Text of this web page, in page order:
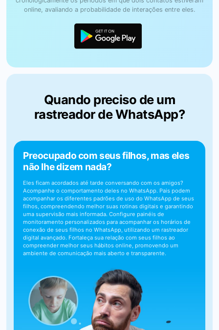
online, avaliando a probabilidade de interações entre eles.
Quando preciso de um
rastreador de WhatsApp?
Preocupado com seus filhos, mas eles
não lhe dizem nada?
Eles ficam acordados até tarde conversando com os amigos?
Acompanhe o comportamento deles no WhatsApp. Pais podem
acompanhar os diferentes padrões de uso do WhatsApp de seus
filhos, compreendendo melhor suas rotinas digitais e garantindo
uma supervisão mais informada. Configure painéis de
monitoramento personalizados para acompanhar os horários de
conexão de seus filhos no WhatsApp, utilizando um rastreador
digital avançado. Fortaleça sua relação com seus filhos ao
compreender melhor seus hábitos online, promovendo um
ambiente de comunicação mais aberto e transparente.